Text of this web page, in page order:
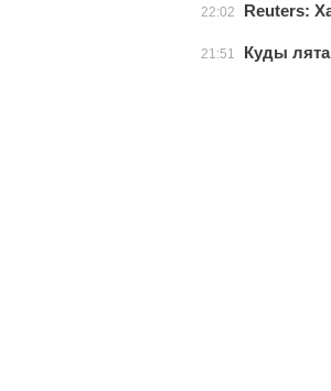
22:02 Reuters:
21:51 Куды